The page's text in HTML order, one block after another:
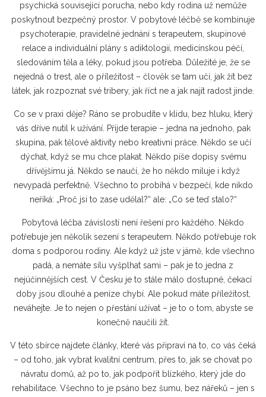
psychická související porucha, nebo kdy rodina už nemůže
poskytnout bezpečný prostor. V pobytové léčbě se kombinuje
psychoterapie pravidelné jednání s terapeutem, skupinové
relace a individuální plány s adiktologií medicínskou péčí,
sledováním těla a léky, pokud jsou potřeba . Důležité je, že se
nejedná o trest, ale o příležitost – člověk se tam učí, jak žít bez
látek, jak rozpoznat své tribery, jak říct ne a jak najít radost jinde.
Co se v praxi děje? Ráno se probudíte v klidu, bez hluku, který
vás dříve nutil k užívání. Přijde terapie – jedna na jednoho, pak
skupina, pak tělové aktivity nebo kreativní práce. Někdo se učí
dýchat, když se mu chce plakat. Někdo píše dopisy svému
dřívějšímu já. Někdo se naučí, že ho někdo miluje i když
nevypadá perfektně. Všechno to probíhá v bezpečí, kde nikdo
neříká: „Proč jsi to zase udělal?“ ale: „Co se teď stalo?“
Pobytová léčba závislostí není řešení pro každého. Někdo
potřebuje jen několik sezení s terapeutem. Někdo potřebuje rok
doma s podporou rodiny. Ale když už jste v jámě, kde všechno
padá, a nemáte sílu vyšplhat sami – pak je to jedna z
nejúčinnějších cest. V Česku je to stále málo dostupné, čekací
doby jsou dlouhé a peníze chybí. Ale pokud máte příležitost,
neváhejte. Je to nejen o přestání užívat – je to o tom, abyste se
konečně naučili žít.
V této sbírce najdete články, které vás připraví na to, co vás čeká
– od toho, jak vybrat kvalitní centrum, přes to, jak se chovat po
návratu domů, až po to, jak podpořit blízkého, který jde do
rehabilitace. Všechno to je psáno bez šumu, bez nářeků – jen s